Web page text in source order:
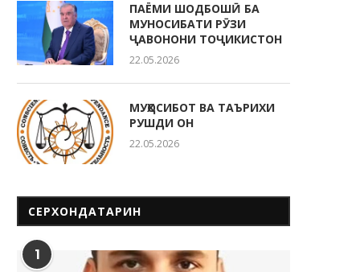
ПАЁМИ ШОДБОШӢ БА
МУНОСИБАТИ РӮЗИ
ҶАВОНОНИ ТОҶИКИСТОН
22.05.2026
МУҲОСИБОТ ВА ТАЪРИХИ
РУШДИ ОН
22.05.2026
СЕРХОНДАТАРИН
1